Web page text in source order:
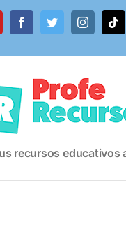
FacebookTwitterInstagram
recursos educativos